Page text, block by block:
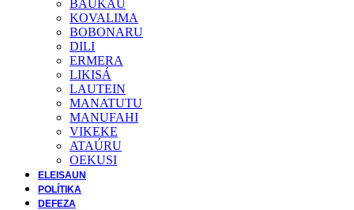
BAUKAU
KOVALIMA
BOBONARU
DILI
ERMERA
LIKISÁ
LAUTEIN
MANATUTU
MANUFAHI
VIKEKE
ATAÚRU
OEKUSI
ELEISAUN
POLÍTIKA
DEFEZA